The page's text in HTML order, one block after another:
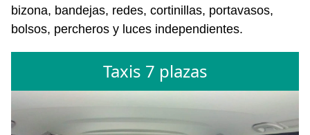
bizona, bandejas, redes, cortinillas, portavasos,
bolsos, percheros y luces independientes.
Taxis 7 plazas